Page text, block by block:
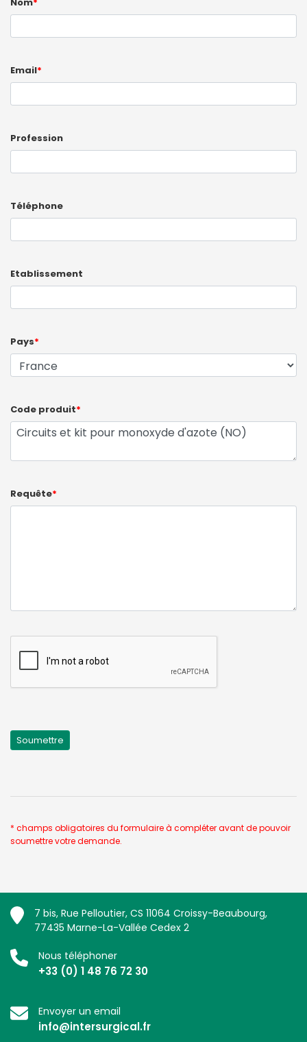
Email*
Profession
Téléphone
Etablissement
Pays*
Code produit*
Requête*
* champs obligatoires du formulaire à compléter avant de pouvoir
soumettre votre demande.
7 bis, Rue Pelloutier, CS 11064 Croissy-Beaubourg,
77435 Marne-La-Vallée Cedex 2
Nous téléphoner
+33 (0) 1 48 76 72 30
Envoyer un email
info@intersurgical.fr